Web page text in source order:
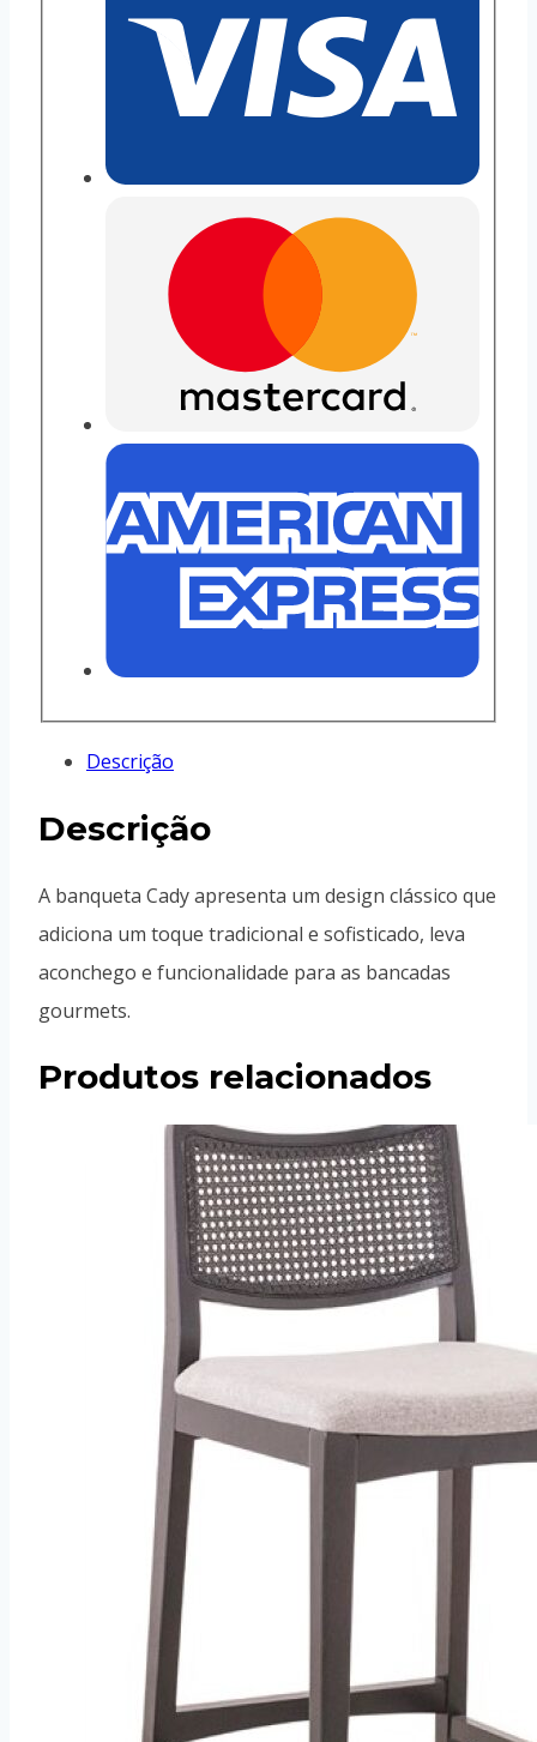
Descrição
Descrição
A banqueta Cady apresenta um design clássico que
adiciona um toque tradicional e sofisticado, leva
aconchego e funcionalidade para as bancadas
gourmets.
Produtos relacionados